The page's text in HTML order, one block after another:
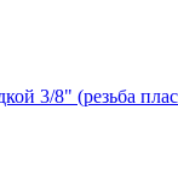
3/8" (резьба